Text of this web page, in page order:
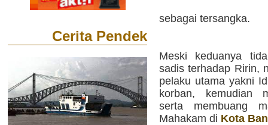
Cerita Pendek
sebagai tersangka.
Meski keduanya
sadis terhadap Ririn,
pelaku utama yakni
korban, kemudian
serta membuang
Mahakam di Kota